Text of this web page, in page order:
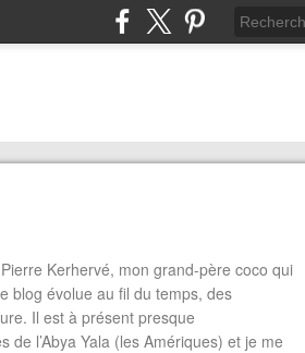
Kerhervé, mon grand-père coco qui
blog évolue au fil du temps, des
Il est à présent presque
l’Abya Yala (les Amériques) et je me